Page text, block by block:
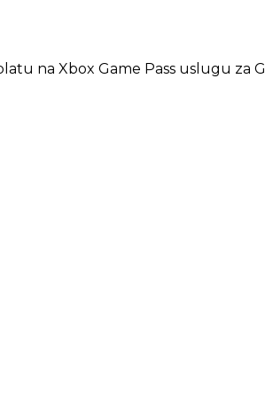
na Xbox Game Pass uslugu za